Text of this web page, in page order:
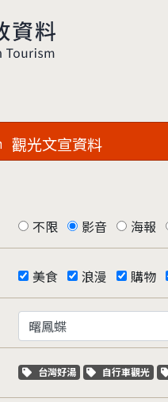
觀光文宣資料
不限 影音 海報
美食 浪漫 購物
關鍵字標籤
台灣好湯 關鍵字標籤
自行車觀光